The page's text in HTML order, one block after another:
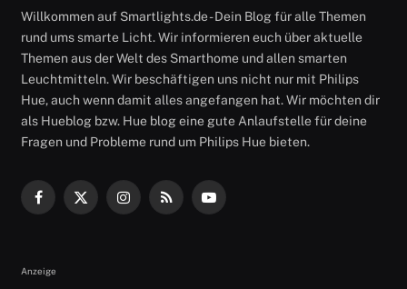
Willkommen auf Smartlights.de - Dein Blog für alle Themen
rund ums smarte Licht. Wir informieren euch über aktuelle
Themen aus der Welt des Smarthome und allen smarten
Leuchtmitteln. Wir beschäftigen uns nicht nur mit Philips
Hue, auch wenn damit alles angefangen hat. Wir möchten dir
als Hueblog bzw. Hue blog eine gute Anlaufstelle für deine
Fragen und Probleme rund um Philips Hue bieten.
Facebook
X
Instagram
RSS YouTube
Anzeige